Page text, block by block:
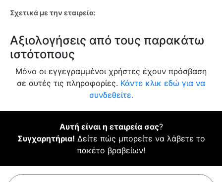
Σχετικά με την εταιρεία:
Αξιολογήσεις από τους παρακάτω
ιστότοπους
Μόνο οι εγγεγραμμένοι χρήστες έχουν πρόσβαση
σε αυτές τις πληροφορίες. Κάντε κλικ εδώ για να
συνδεθείτε.
Αυτή είναι η εταιρεία σας?
Συγχαρητήρια! Δείτε πώς μπορείτε να λάβετε το
πακέτο βραβείων!